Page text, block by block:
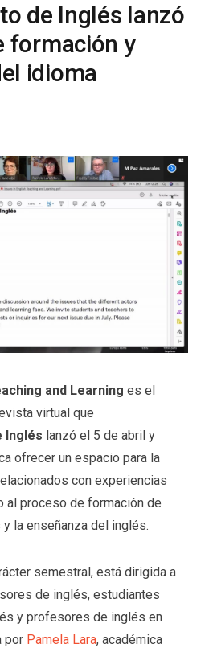
de Inglés lanzó
formación y
idioma
and Learning es el
virtual que
Inglés lanzó el 5 de abril y
ofrecer un espacio para la
con experiencias
al proceso de formación de
la enseñanza del inglés.
semestral, está dirigida a
de inglés, estudiantes
y profesores de inglés en
por Pamela Lara, académica